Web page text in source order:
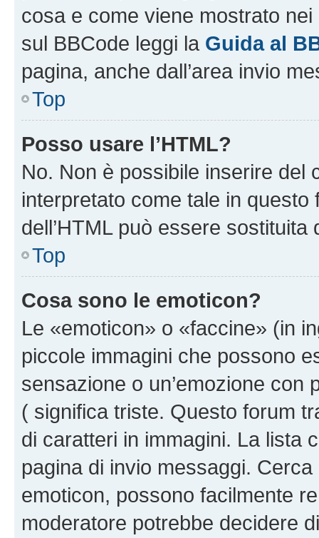
cosa e come viene mostrato
sul BBCode leggi la Guida al
pagina, anche dall’area invio
Top
Posso usare l’HTML?
No. Non è possibile inserire del
interpretato come tale in
dell’HTML può essere sostituita
Top
Cosa sono le emoticon?
Le «emoticon» o «faccine» (in
piccole immagini che possono
sensazione o un’emozione
( significa triste. Questo forum
di caratteri in immagini. La lista
pagina di invio messaggi.
emoticon, possono facilmente
moderatore potrebbe decidere